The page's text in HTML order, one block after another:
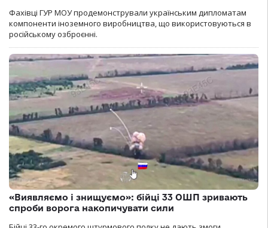
Фахівці ГУР МОУ продемонстрували українським дипломатам
компоненти іноземного виробництва, що використовуються в
російському озброєнні.
«Виявляємо і знищуємо»: бійці 33 ОШП зривають
спроби ворога накопичувати сили